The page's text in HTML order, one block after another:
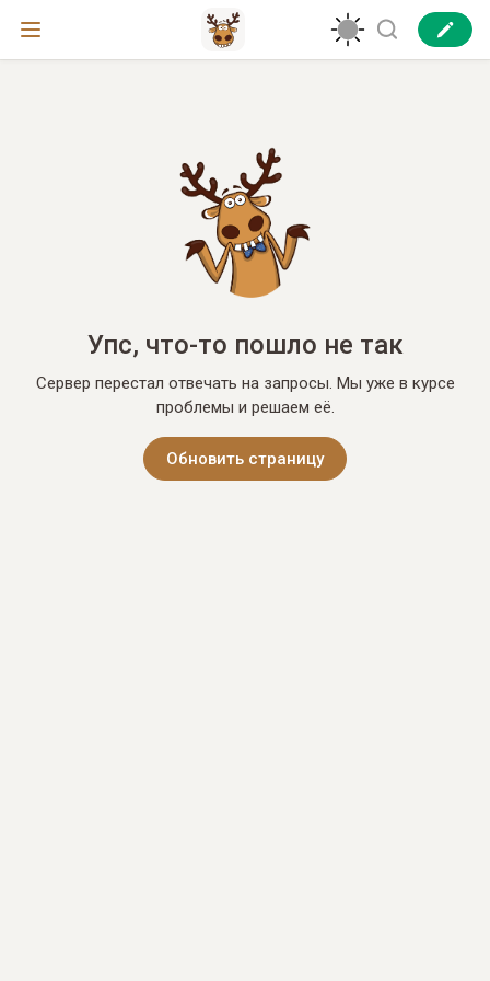
Упс, что-то пошло не так
Сервер перестал отвечать на запросы. Мы уже в курсе
проблемы и решаем её.
Обновить страницу